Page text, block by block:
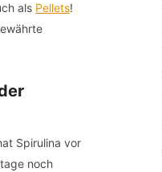
als Pellets!
Spirulina vor
noch